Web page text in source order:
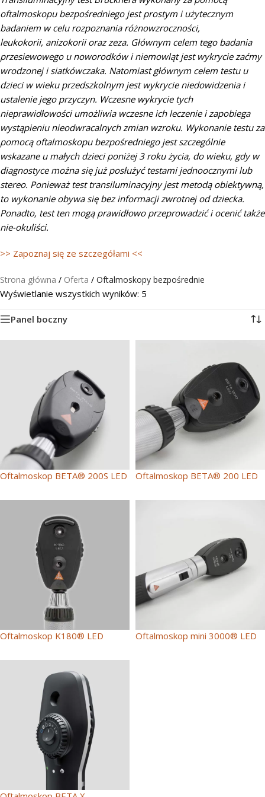
oftalmoskopu bezpośredniego jest prostym i użytecznym
badaniem w celu rozpoznania różnowzroczności,
leukokorii, anizokorii oraz zeza. Głównym celem tego badania
przesiewowego u noworodków i niemowląt jest wykrycie zaćmy
wrodzonej i siatkówczaka. Natomiast głównym celem testu u
dzieci w wieku przedszkolnym jest wykrycie niedowidzenia i
ustalenie jego przyczyn. Wczesne wykrycie tych
nieprawidłowości umożliwia wczesne ich leczenie i zapobiega
wystąpieniu nieodwracalnych zmian wzroku. Wykonanie testu za
pomocą oftalmoskopu bezpośredniego jest szczególnie
wskazane u małych dzieci poniżej 3 roku życia, do wieku, gdy w
diagnostyce można się już posłużyć testami jednoocznymi lub
stereo. Ponieważ test transiluminacyjny jest metodą obiektywną,
to wykonanie obywa się bez informacji zwrotnej od dziecka.
Ponadto, test ten mogą prawidłowo przeprowadzić i ocenić także
nie-okuliści.
>> Zapoznaj się ze szczegółami <<
Strona główna / Oferta / Oftalmoskopy bezpośrednie
Wyświetlanie wszystkich wyników: 5
Panel boczny
Oftalmoskop BETA® 200S LED Oftalmoskop BETA® 200 LED
Oftalmoskop K180® LED Oftalmoskop mini 3000® LED